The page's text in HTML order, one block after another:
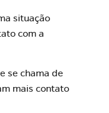
situação
com a
se chama de
mais contato